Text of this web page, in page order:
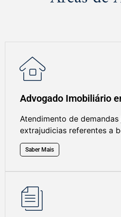
Advogado Imobiliário
Atendimento de
extrajudicias referentes a
Saber Mais